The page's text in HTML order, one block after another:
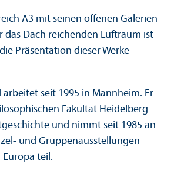
A3 mit seinen offenen Galerien
das Dach reichenden Luftraum ist
Präsentation dieser Werke
seit 1995 in Mannheim. Er
Fakultät Heidelberg
und nimmt seit 1985 an
und Gruppen­ausstellungen
teil.